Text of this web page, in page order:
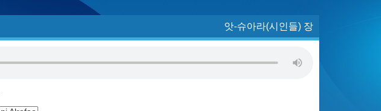
앗-슈아라(시인들) 장